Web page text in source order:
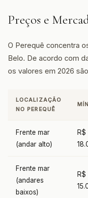
Preços e
O Perequê concentra
Belo. De acordo com
os valores em 2026
LOCALIZAÇÃO
NO PEREQUÊ
Frente mar
(andar alto)
R$
Frente mar
(andares
baixos)
R$